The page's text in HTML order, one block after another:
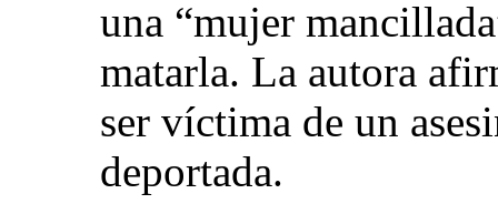
una “mujer
matarla. La autora
ser víctima de un
deportada.